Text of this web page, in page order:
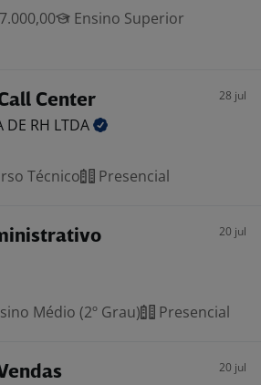
Ensino Superior
Center 28 jul
DE RH LTDA
Técnico Presencial
20 jul
Médio (2º Grau) Presencial
20 jul